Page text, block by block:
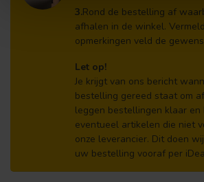
3.Rond de bestelling af
afhalen in de winkel.
opmerkingen veld de
Let op!
Je krijgt van ons bericht
bestelling gereed staat om
leggen bestellingen klaar en
eventueel artikelen die niet
onze leverancier. Dit doen
uw bestelling vooraf per